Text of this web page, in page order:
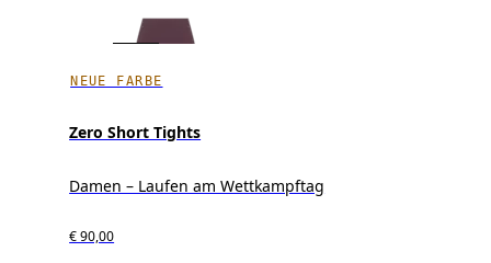
NEUE FARBE
Zero Short Tights
Damen – Laufen am Wettkampftag
€ 90,00